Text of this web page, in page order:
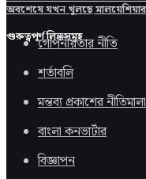
অবশেষে যখন খুলছে মালয়েশিয়ার
গুরুত্বপূর্ণ লিঙ্কসমূহ
গোপনীয়তার নীতি
শর্তাবলি
মন্তব্য প্রকাশের নীতিমালা
বাংলা কনভার্টার
বিজ্ঞাপন